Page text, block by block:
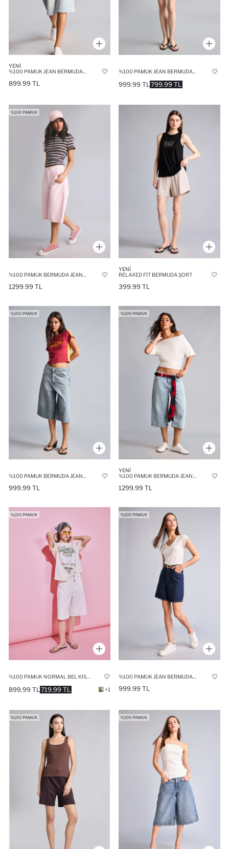
YENI
%100 PAMUK JEAN BERMUDA ŞORT
899.99 TL
%100 PAMUK JEAN BERMUDA ŞORT
799.99 TL
999.99 TL
1299.99 TL
YENI
RELAXED FIT BERMUDA ŞORT
399.99 TL
999.99 TL
YENI
1299.99 TL
719.99 TL
899.99 TL +1 999.99 TL